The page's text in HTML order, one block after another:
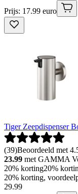
Prijs: 17.99 euro
Tiger Zeepdispenser
(39)Beoordeeld met
23.99 met GAMMA
20% korting20%
20% korting,
29.99